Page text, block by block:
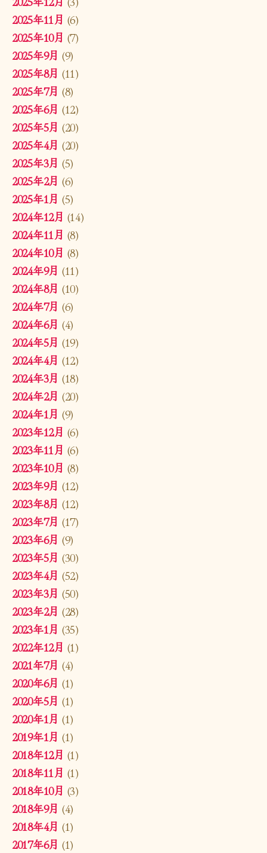
2025年11月 (6)
2025年10月 (7)
2025年9月 (9)
2025年8月 (11)
2025年7月 (8)
2025年6月 (12)
2025年5月 (20)
2025年4月 (20)
2025年3月 (5)
2025年2月 (6)
2025年1月 (5)
2024年12月 (14)
2024年11月 (8)
2024年10月 (8)
2024年9月 (11)
2024年8月 (10)
2024年7月 (6)
2024年6月 (4)
2024年5月 (19)
2024年4月 (12)
2024年3月 (18)
2024年2月 (20)
2024年1月 (9)
2023年12月 (6)
2023年11月 (6)
2023年10月 (8)
2023年9月 (12)
2023年8月 (12)
2023年7月 (17)
2023年6月 (9)
2023年5月 (30)
2023年4月 (52)
2023年3月 (50)
2023年2月 (28)
2023年1月 (35)
2022年12月 (1)
2021年7月 (4)
2020年6月 (1)
2020年5月 (1)
2020年1月 (1)
2019年1月 (1)
2018年12月 (1)
2018年11月 (1)
2018年10月 (3)
2018年9月 (4)
2018年4月 (1)
2017年6月 (1)